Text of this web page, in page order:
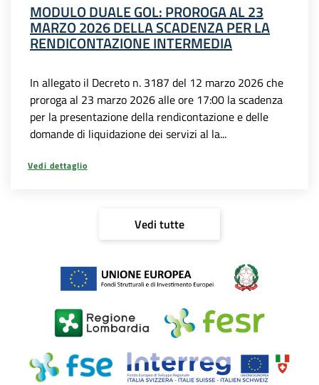
MODULO DUALE GOL: PROROGA AL 23
MARZO 2026 DELLA SCADENZA PER LA
RENDICONTAZIONE INTERMEDIA
In allegato il Decreto n. 3187 del 12 marzo 2026 che
proroga al 23 marzo 2026 alle ore 17:00 la scadenza
per la presentazione della rendicontazione e delle
domande di liquidazione dei servizi al la...
Vedi dettaglio
Vedi tutte